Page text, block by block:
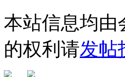
本站信息均由
的权利请发帖